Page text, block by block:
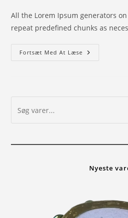
All the Lorem Ipsum generators
repeat predefined chunks as
Fortsæt Med At Læse
Nyeste